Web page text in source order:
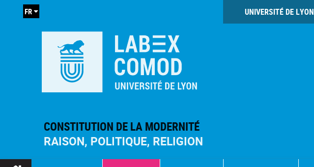
CONSTITUTION DE LA MODERNITÉ
RAISON, POLITIQUE, RELIGION
UNIVERSITÉ DE LYON
FR